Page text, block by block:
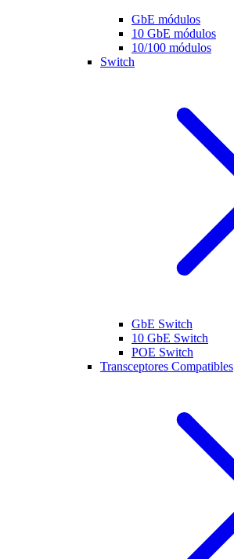
GbE módulos
10 GbE módulos
10/100 módulos
Switch
GbE Switch
10 GbE Switch
POE Switch
Transceptores Compatibles